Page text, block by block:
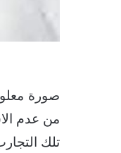
صورة
من عدم
تلك